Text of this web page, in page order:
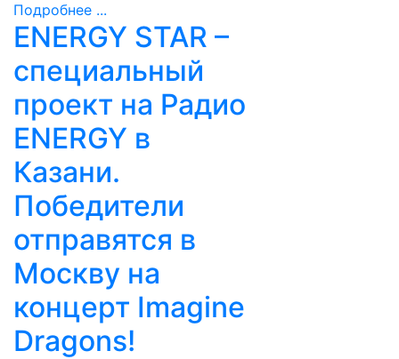
Подробнее ...
ENERGY STAR –
специальный
проект на Радио
ENERGY в
Казани.
Победители
отправятся в
Москву на
концерт Imagine
Dragons!